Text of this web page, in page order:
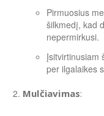
Pirmuosius
šilkmedį, kad
nepermirkusi.
Įsitvirtinusiam
per ilgalaikes
Mulčiavimas: